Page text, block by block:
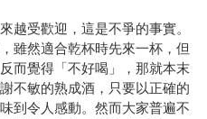
越受歡迎，這是不爭的事實。
雖然適合乾杯時先來一杯，但
而覺得「不好喝」，那就本末
不敏的熟成酒，只要以正確的
到令人感動。然而大家普遍不